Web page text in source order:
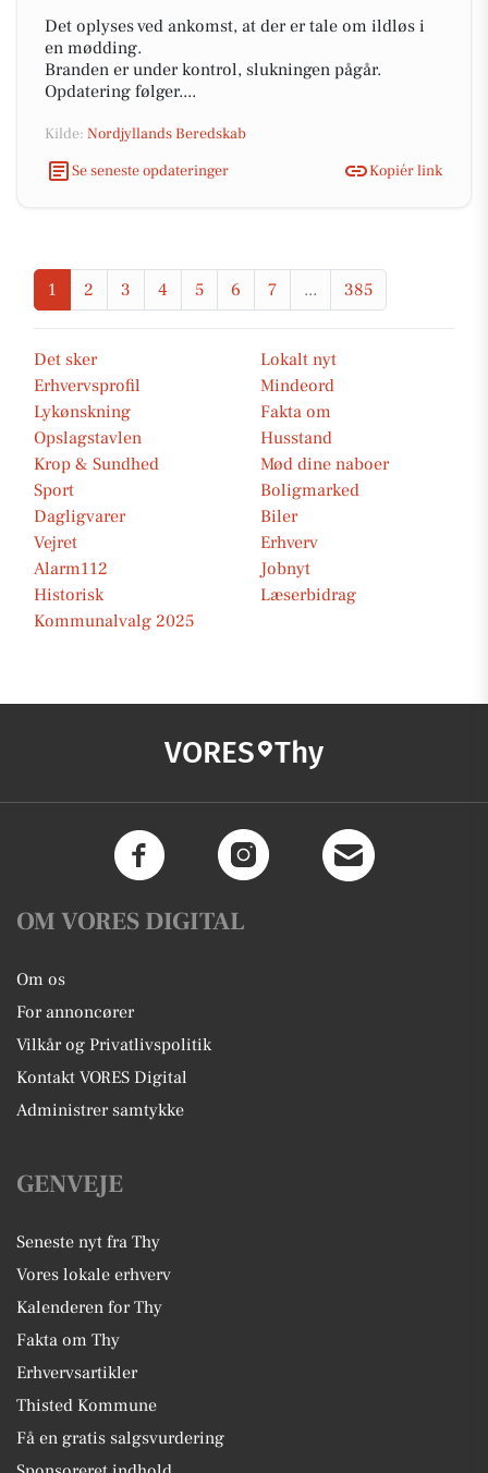
Det oplyses ved ankomst, at der er tale om ildløs i
en mødding.
Branden er under kontrol, slukningen pågår.
Opdatering følger....
Kilde: Nordjyllands Beredskab
Se seneste opdateringer
Kopiér link
1 2 3 4 5 6 7 ... 385
Det sker
Lokalt nyt
Erhvervsprofil
Mindeord
Lykønskning
Fakta om
Opslagstavlen
Husstand
Krop & Sundhed
Mød dine naboer
Sport
Boligmarked
Dagligvarer
Biler
Vejret
Erhverv
Alarm112
Jobnyt
Historisk
Læserbidrag
Kommunalvalg 2025
VORES Thy
OM VORES DIGITAL
Om os
For annoncører
Vilkår og Privatlivspolitik
Kontakt VORES Digital
Administrer samtykke
GENVEJE
Seneste nyt fra Thy
Vores lokale erhverv
Kalenderen for Thy
Fakta om Thy
Erhvervsartikler
Thisted Kommune
Få en gratis salgsvurdering